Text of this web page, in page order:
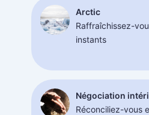
Arctic
Raffraîchissez-
instants
Négociation
Réconciliez-vous